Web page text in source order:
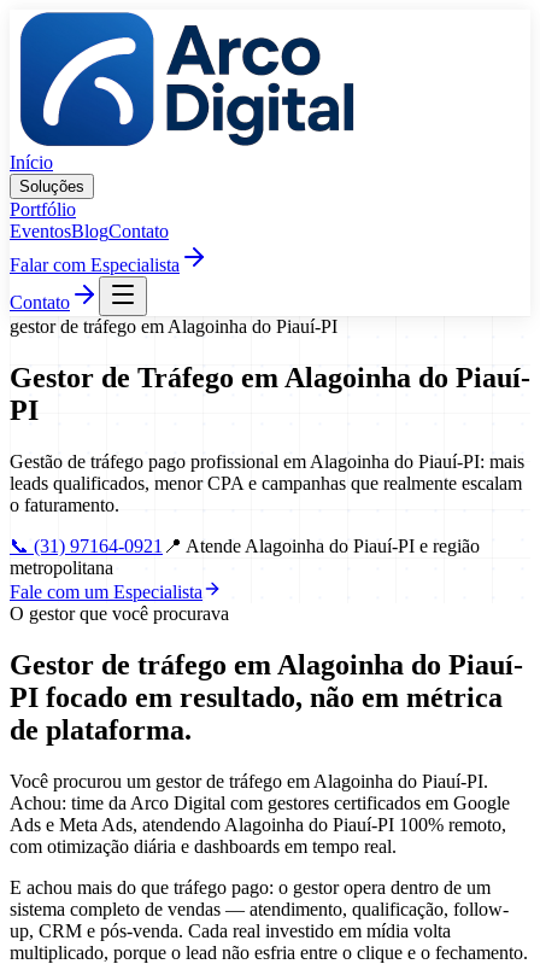
Pular para o conteúdo
Início
Soluções
Portfólio
EventosBlogContato
Falar com Especialista
Contato
gestor de tráfego em Alagoinha do Piauí-PI
Gestor de Tráfego em Alagoinha do Piauí-
PI
Gestão de tráfego pago profissional em Alagoinha do Piauí-PI: mais
leads qualificados, menor CPA e campanhas que realmente escalam
o faturamento.
📞 (31) 97164-0921 📍 Atende Alagoinha do Piauí-PI e região
metropolitana
Fale com um Especialista
O gestor que você procurava
Gestor de tráfego em Alagoinha do Piauí-
PI focado em resultado, não em métrica
de plataforma.
Você procurou um gestor de tráfego em Alagoinha do Piauí-PI.
Achou: time da Arco Digital com gestores certificados em Google
Ads e Meta Ads, atendendo Alagoinha do Piauí-PI 100% remoto,
com otimização diária e dashboards em tempo real.
E achou mais do que tráfego pago: o gestor opera dentro de um
sistema completo de vendas — atendimento, qualificação, follow-
up, CRM e pós-venda. Cada real investido em mídia volta
multiplicado, porque o lead não esfria entre o clique e o fechamento.